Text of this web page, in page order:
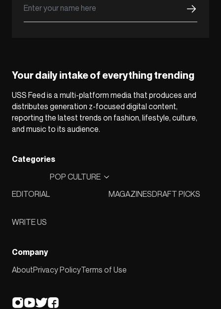
Your daily intake of everything trending
USS Feed is a multi-platform media that produces and
distributes generation z-focused digital content,
reporting the latest trends on fashion, lifestyle, culture,
and music to its audience.
Categories
EDITORIAL
POP CULTURE
MAGAZINESDRAFT PICKS
WRITE US
Company
AboutPrivacy PolicyTerms of Use